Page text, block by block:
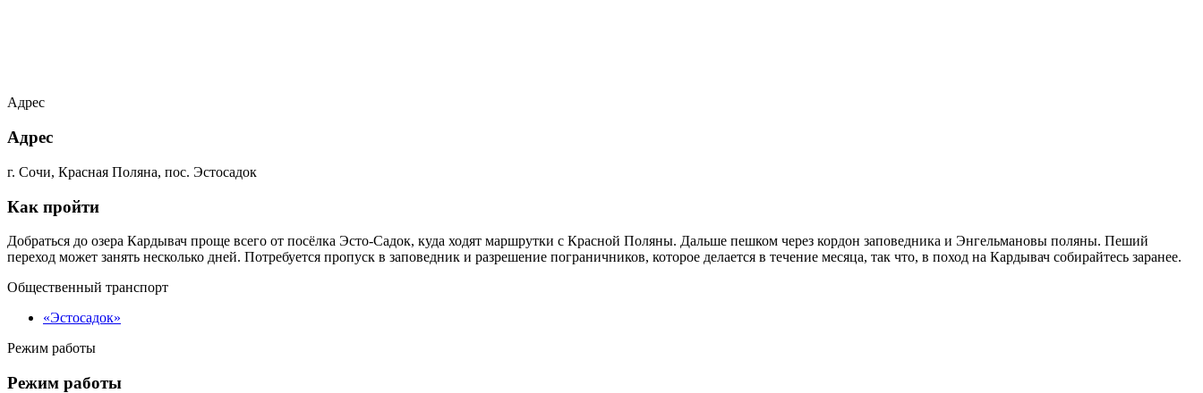
Адрес
Адрес
г. Сочи, Красная Поляна, пос. Эстосадок
Как пройти
Добраться до озера Кардывач проще всего от посёлка Эсто-Садок, куда ходят маршрутки с Красной Поляны. Дальше пешком через кордон заповедника и Энгельмановы поляны. Пеший
переход может занять несколько дней. Потребуется пропуск в заповедник и разрешение пограничников, которое делается в течение месяца, так что, в поход на Кардывач собирайтесь заранее.
Общественный транспорт
«Эстосадок»
Режим работы
Режим работы